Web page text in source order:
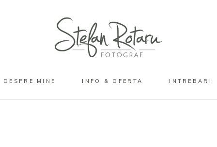
DESPRE MINE INFO & OFERTA INTREBARI